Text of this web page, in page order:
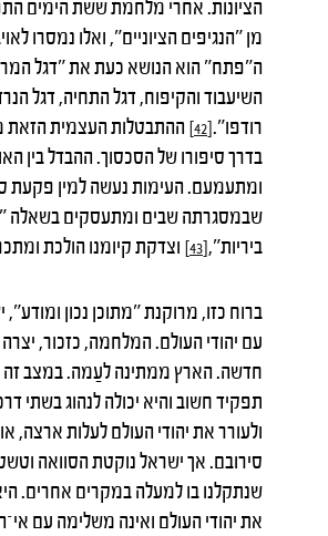
הציונות. אחרי מלחמת ששת הימים
מן "הנגיפים הציוניים", ואלו נמסרו
ה"פתח" הוא הנושא כעת את "דגל המרי
השיעבוד והקיפוח, דגל התחיה, דגל
רודפו".[42]
ההתבטלות העצמית הזאת
בדרך סיפורו של הסכסוך. ההבדל בין
ומתעמעם. העימות נעשה למין פקעת
שבמסגרתה שבים ומתעסקים בשאלה
ביריות",[43] וצדקת קיומנו הולכת
ברוח כזו, מרוקנת "מתוכן נכון ומודע",
עם יהודי העולם. המלחמה, כזכור,
חדשה. הארץ ממתינה לעַמה. במצב זה
תפקיד חשוב והיא יכולה לנהוג בשתי
ולעורר את יהודי העולם לעלות ארצה,
סירובם. אך ישראל נוקטת הסוואה
שנתקלנו בו למעלה במקרים אחרים.
את יהודי העולם ואינה משלימה עם